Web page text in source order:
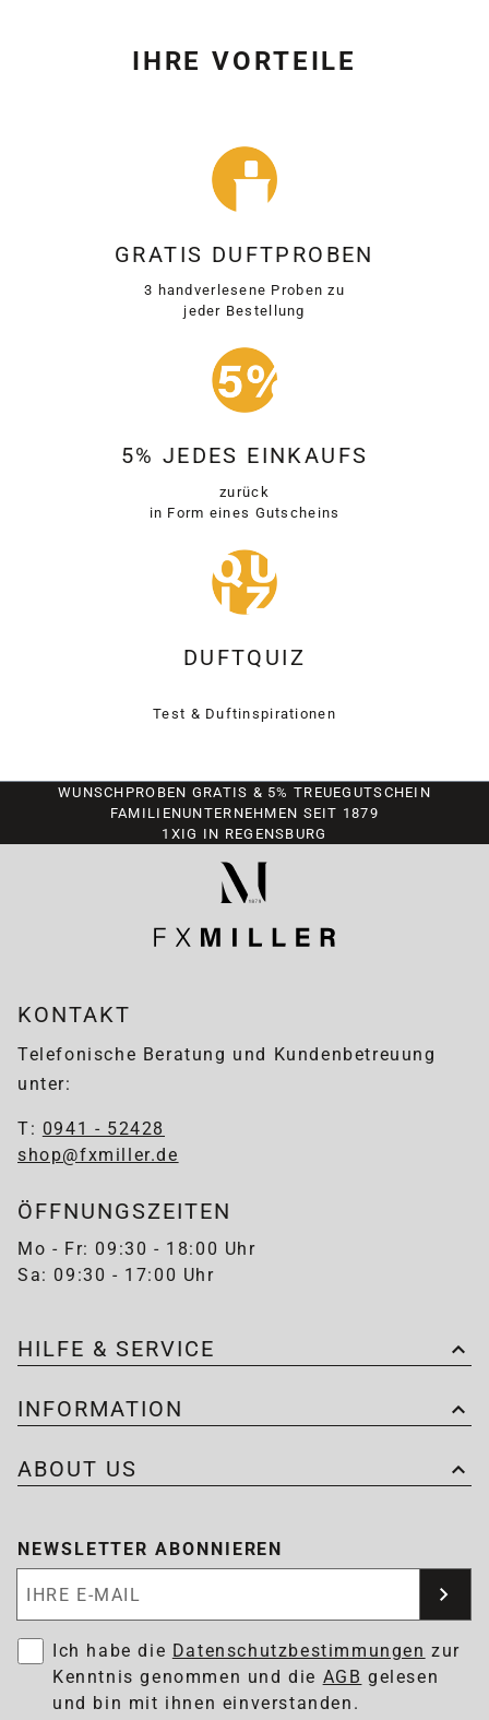
IHRE VORTEILE
GRATIS DUFTPROBEN
3 handverlesene Proben zu
jeder Bestellung
5% JEDES EINKAUFS
zurück
in Form eines Gutscheins
DUFTQUIZ
Test & Duftinspirationen
WUNSCHPROBEN GRATIS & 5% TREUEGUTSCHEIN
FAMILIENUNTERNEHMEN SEIT 1879
1XIG IN REGENSBURG
KONTAKT
Telefonische Beratung und Kundenbetreuung
unter:
T: 0941 - 52428
shop@fxmiller.de
ÖFFNUNGSZEITEN
Mo - Fr: 09:30 - 18:00 Uhr
Sa: 09:30 - 17:00 Uhr
HILFE & SERVICE
INFORMATION
ABOUT US
NEWSLETTER ABONNIEREN
Ich habe die Datenschutzbestimmungen zur
Kenntnis genommen und die AGB gelesen
und bin mit ihnen einverstanden.